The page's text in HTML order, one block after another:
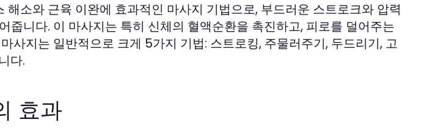
해소와 근육 이완에 효과적인 마사지 기법으로, 부드러운 스트로크와 압력
줍니다. 이 마사지는 특히 신체의 혈액순환을 촉진하고, 피로를 덜어주는
사지는 일반적으로 크게 5가지 기법: 스트로킹, 주물러주기, 두드리기, 고
다.
효과